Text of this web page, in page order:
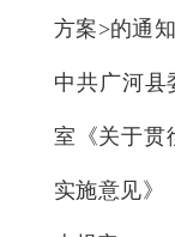
方案>的通
中共广河县
室《关于贯
实施意见》